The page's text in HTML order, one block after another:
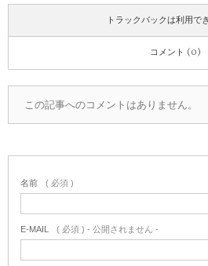
トラックバックは利用で
コメント (0)
この記事へのコメントはありません。
名前 ( 必須 )
E-MAIL ( 必須 ) - 公開されません -